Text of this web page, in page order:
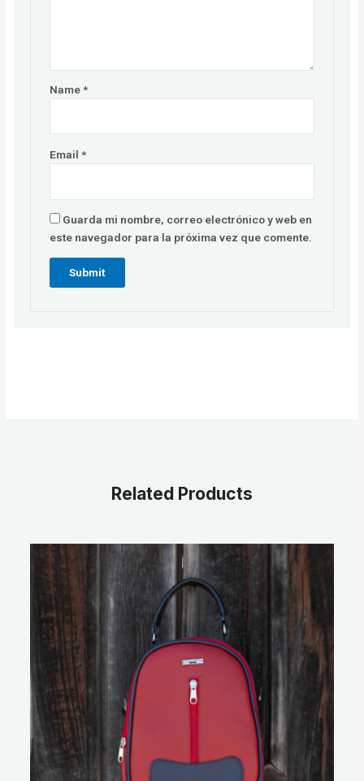
Name*
Email*
Guarda mi nombre, correo electrónico y web en
este navegador para la próxima vez que comente.
Related Products